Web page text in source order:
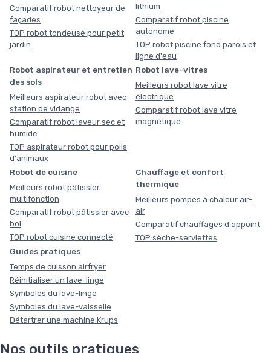
Comparatif robot nettoyeur de
façades
TOP robot tondeuse pour petit
jardin
lithium
Comparatif robot piscine
autonome
TOP robot piscine fond parois et
ligne d'eau
Robot aspirateur et entretien
des sols
Meilleurs aspirateur robot avec
station de vidange
Comparatif robot laveur sec et
humide
TOP aspirateur robot pour poils
d'animaux
Robot lave-vitres
Meilleurs robot lave vitre
électrique
Comparatif robot lave vitre
magnétique
Robot de cuisine
Meilleurs robot pâtissier
multifonction
Comparatif robot pâtissier avec
bol
TOP robot cuisine connecté
Chauffage et confort
thermique
Meilleurs pompes à chaleur air-
air
Comparatif chauffages d'appoint
TOP sèche-serviettes
Guides pratiques
Temps de cuisson airfryer
Réinitialiser un lave-linge
Symboles du lave-linge
Symboles du lave-vaisselle
Détartrer une machine Krups
Nos outils pratiques